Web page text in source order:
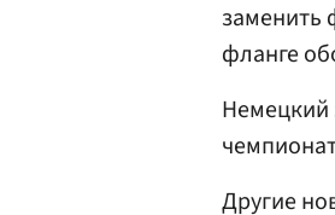
заменить
фланге
Немецкий
Другие